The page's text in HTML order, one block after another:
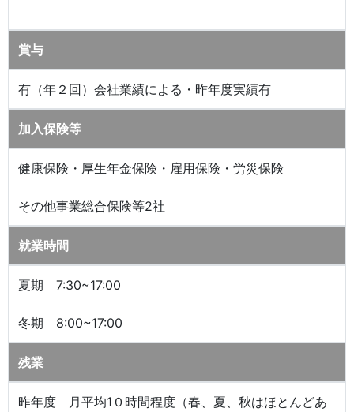
賞与
有（年２回）会社業績による・昨年度実績有
加入保険等
健康保険・厚生年金保険・雇用保険・労災保険
その他事業総合保険等2社
就業時間
夏期 7:30~17:00
冬期 8:00~17:00
残業
昨年度 月平均1０時間程度（春、夏、秋はほとんどあ